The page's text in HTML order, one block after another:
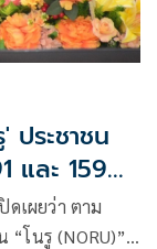
ประชาชน
และ 1599
โนรู (NORU)”